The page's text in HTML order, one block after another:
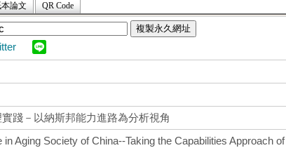
論文 QR Code
複製永久網址
踐－以納斯邦能力進路為分析視角
Aging Society of China--Taking the Capabilities Approach of